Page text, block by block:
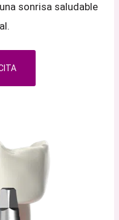
sonrisa saludable